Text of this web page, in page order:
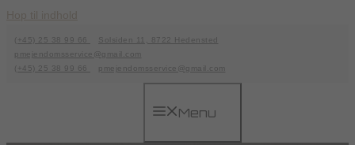
Hop til indhold
(+45) 25 38 99 66
Solsiden 11, 8722 Hedensted
pmejendomsservice@gmail.com
(+45) 25 38 99 66
pmejendomsservice@gmail.com
Menu